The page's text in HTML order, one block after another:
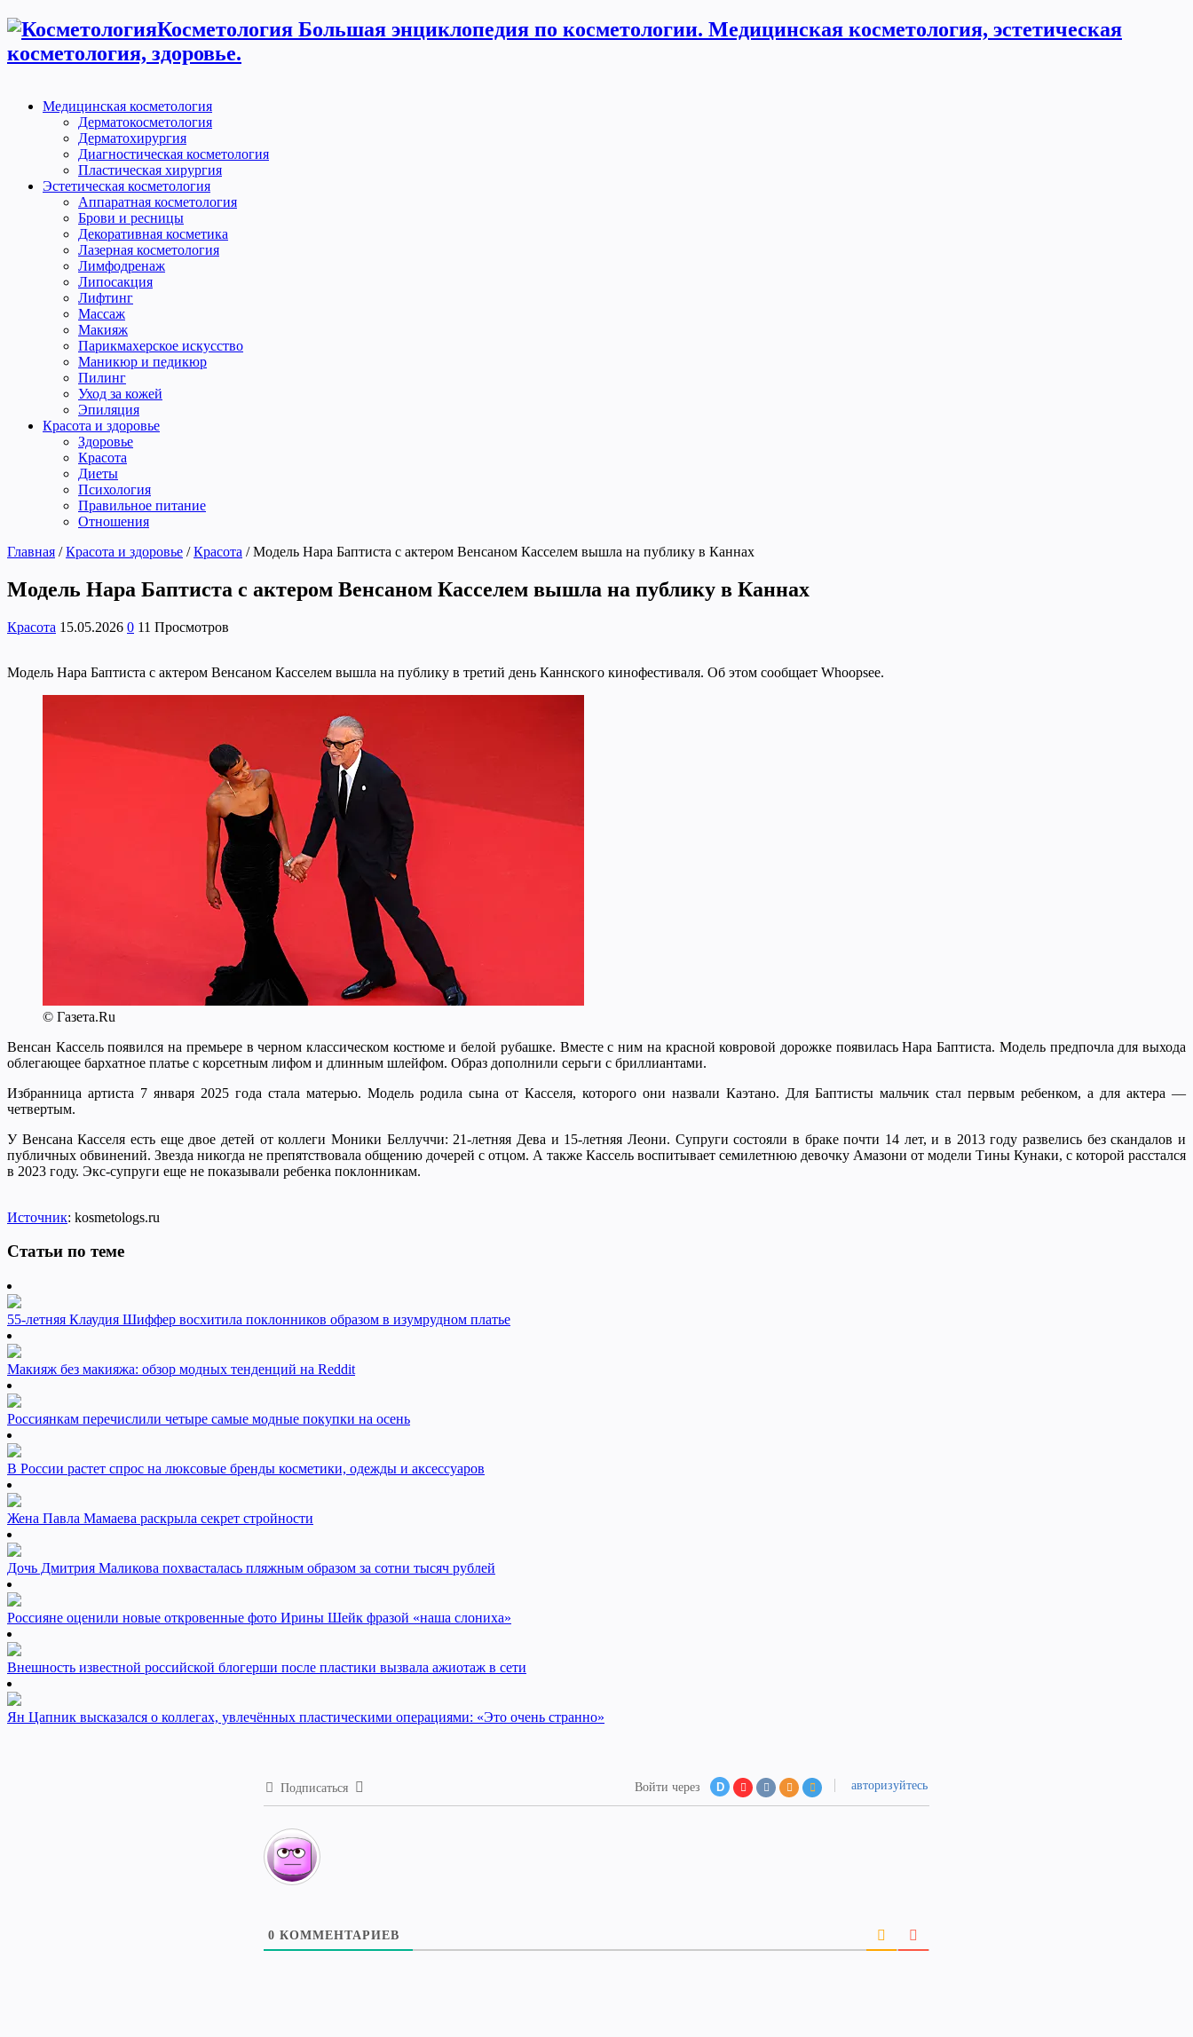
Косметология Большая энциклопедия по косметологии. Медицинская косметология, эстетическая
косметология, здоровье.
Медицинская косметология
Дерматокосметология
Дерматохирургия
Диагностическая косметология
Пластическая хирургия
Эстетическая косметология
Аппаратная косметология
Брови и ресницы
Декоративная косметика
Лазерная косметология
Лимфодренаж
Липосакция
Лифтинг
Массаж
Макияж
Парикмахерское искусство
Маникюр и педикюр
Пилинг
Уход за кожей
Эпиляция
Красота и здоровье
Здоровье
Красота
Диеты
Психология
Правильное питание
Отношения
Главная / Красота и здоровье / Красота / Модель Нара Баптиста с актером Венсаном Касселем вышла на публику в Каннах
Модель Нара Баптиста с актером Венсаном Касселем вышла на публику в Каннах
Красота 15.05.2026 0 11 Просмотров
Модель Нара Баптиста с актером Венсаном Касселем вышла на публику в третий день Каннского кинофестиваля. Об этом сообщает Whoopsee.
© Газета.Ru
Венсан Кассель появился на премьере в черном классическом костюме и белой рубашке. Вместе с ним на красной ковровой дорожке появилась Нара Баптиста. Модель предпочла для выхода
облегающее бархатное платье с корсетным лифом и длинным шлейфом. Образ дополнили серьги с бриллиантами.
Избранница артиста 7 января 2025 года стала матерью. Модель родила сына от Касселя, которого они назвали Каэтано. Для Баптисты мальчик стал первым ребенком, а для актера —
четвертым.
У Венсана Касселя есть еще двое детей от коллеги Моники Беллуччи: 21-летняя Дева и 15-летняя Леони. Супруги состояли в браке почти 14 лет, и в 2013 году развелись без скандалов и
публичных обвинений. Звезда никогда не препятствовала общению дочерей с отцом. А также Кассель воспитывает семилетнюю девочку Амазони от модели Тины Кунаки, с которой расстался
в 2023 году. Экс-супруги еще не показывали ребенка поклонникам.
Источник: kosmetologs.ru
Статьи по теме
55-летняя Клаудия Шиффер восхитила поклонников образом в изумрудном платье
Макияж без макияжа: обзор модных тенденций на Reddit
Россиянкам перечислили четыре самые модные покупки на осень
В России растет спрос на люксовые бренды косметики, одежды и аксессуаров
Жена Павла Мамаева раскрыла секрет стройности
Дочь Дмитрия Маликова похвасталась пляжным образом за сотни тысяч рублей
Россияне оценили новые откровенные фото Ирины Шейк фразой «наша слониха»
Внешность известной российской блогерши после пластики вызвала ажиотаж в сети
Ян Цапник высказался о коллегах, увлечённых пластическими операциями: «Это очень странно»
Подписаться Войти через D авторизуйтесь
0 КОММЕНТАРИЕВ